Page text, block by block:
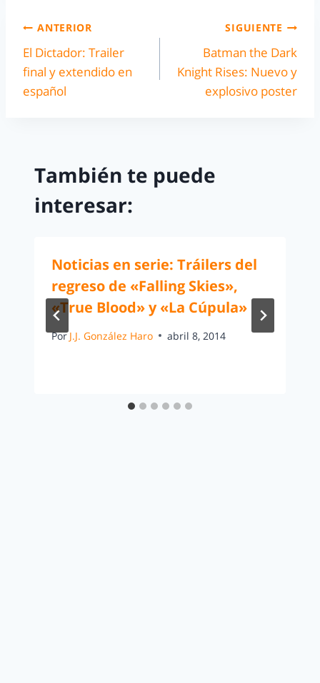
ANTERIOR
El Dictador: Trailer
final y extendido en
español
SIGUIENTE
Batman the Dark
Knight Rises: Nuevo y
explosivo poster
También te puede
interesar:
Noticias en serie: Tráilers del
regreso de «Falling Skies»,
«True Blood» y «La Cúpula»
Por J.J. González Haro abril 8, 2014